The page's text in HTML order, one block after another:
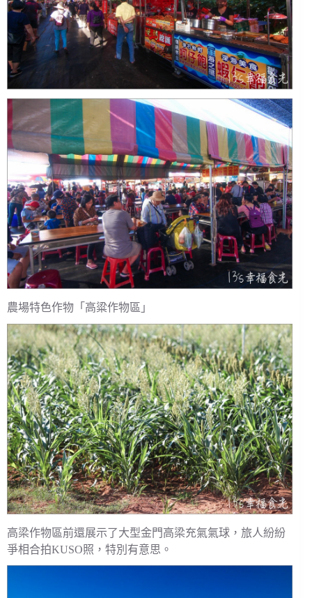
農場特色作物「高粱作物區」
高梁作物區前還展示了大型金門高梁充氣氣球，旅人紛紛
爭相合拍KUSO照，特別有意思。